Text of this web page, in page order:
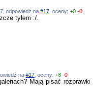
odpowiedź na#17 , oceny:+0 -0
tyłem :/.
na#17 , oceny:+8 -0
Mają pisać